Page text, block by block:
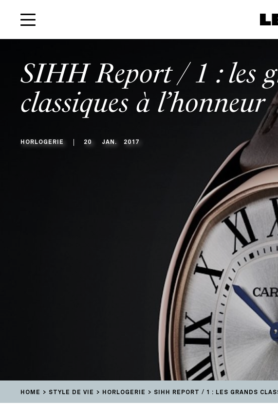
SIHH Report / 1 : les
classiques à l’honneur
HORLOGERIE 20 JAN. 2017
HOME STYLE DE VIE HORLOGERIE SIHH REPORT / 1 : LES GRANDS